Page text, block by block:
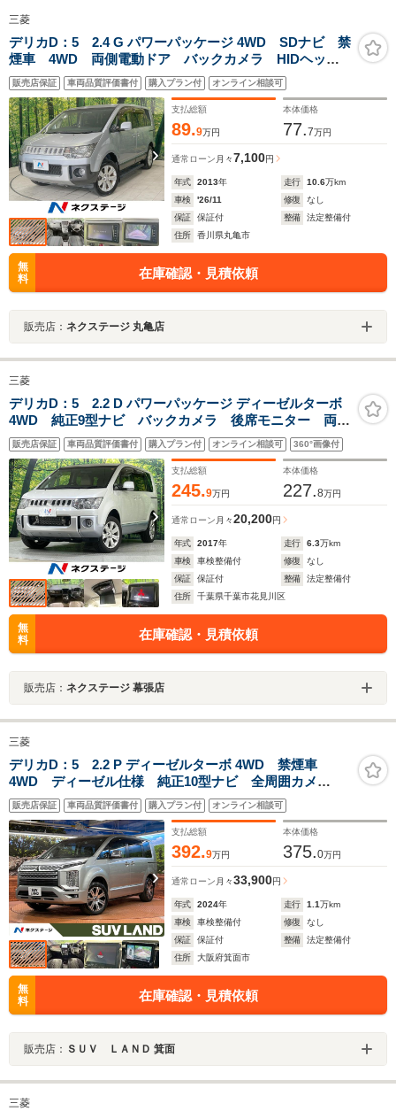
三菱
デリカD：5 2.4 G パワーパッケージ 4WD SDナビ 禁
煙車 4WD 両側電動ドア バックカメラ HIDヘッ
ド ビルトインETC 純正18インチアルミ オートライ
ト オートエアコン Bluetooth CD DVD再生 フル
セグ
販売店保証 車両品質評価書付 購入プラン付 オンライン相談可
支払総額
89.9万円
本体価格
77.7万円
通常ローン 月々7,100円
年式 2013年 走行 10.6万km
車検
'26/11 修復
なし
保証
保証付 整備
法定整備付
住所
香川県丸亀市
無
料
在庫確認・見積依頼
販売店： ネクステージ 丸亀店
三菱
デリカD：5 2.2 D パワーパッケージ ディーゼルターボ
4WD 純正9型ナビ バックカメラ 後席モニター 両側
電動スライドドア クルコン 禁煙車 HIDヘッド シー
トヒーター Bluetooth再生 フルセグ オートライト
オートエアコン
販売店保証 車両品質評価書付 購入プラン付 オンライン相談可 360°画像付
支払総額
245.9万円
本体価格
227.8万円
通常ローン 月々20,200円
年式 2017年 走行 6.3万km
車検
車検整備付 修復
なし
保証
保証付 整備
法定整備付
住所
千葉県千葉市花見川区
無
料
在庫確認・見積依頼
販売店： ネクステージ 幕張店
三菱
デリカD：5 2.2 P ディーゼルターボ 4WD 禁煙車
4WD ディーゼル仕様 純正10型ナビ 全周囲カメ
ラ 両側パワースライドドア ブラインドスポットモ
ニター レーダークルーズ 衝突安全装置 パワーバッ
クドア LEDヘッド ドラレコ ETC
販売店保証 車両品質評価書付 購入プラン付 オンライン相談可
支払総額
392.9万円
本体価格
375.0万円
通常ローン 月々33,900円
年式 2024年 走行 1.1万km
車検
車検整備付 修復
なし
保証
保証付 整備
法定整備付
住所
大阪府箕面市
無
料
在庫確認・見積依頼
販売店： ＳＵＶ ＬＡＮＤ 箕面
三菱